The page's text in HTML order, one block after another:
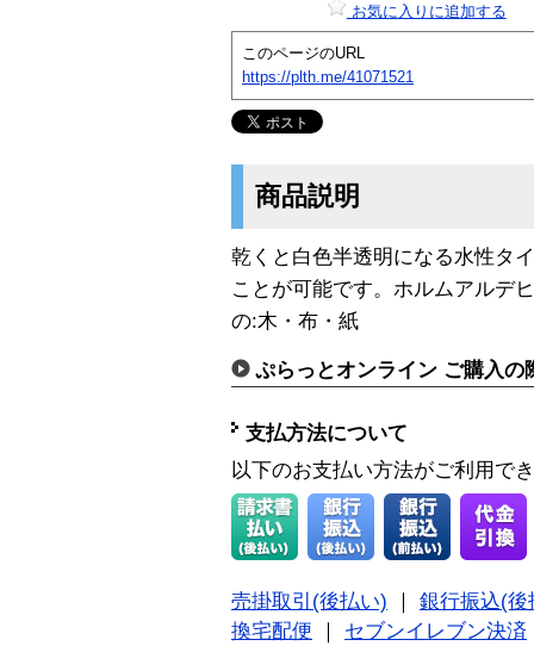
お気に入りに追加する
このページのURL
https://plth.me/41071521
商品説明
乾くと白色半透明になる水性タ
ことが可能です。ホルムアルデ
の:木・布・紙
ぷらっとオンライン ご購入の
支払方法について
以下のお支払い方法がご利用で
売掛取引(後払い)
銀行振込(後
換宅配便
セブンイレブン決済